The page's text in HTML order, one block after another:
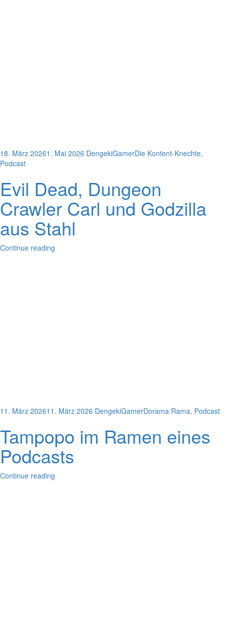
18. März 20261. Mai 2026 DengekiGamerDie Kontent-Knechte,
Podcast
Evil Dead, Dungeon
Crawler Carl und Godzilla
aus Stahl
Continue reading
11. März 202611. März 2026 DengekiGamerDorama Rama, Podcast
Tampopo im Ramen eines
Podcasts
Continue reading